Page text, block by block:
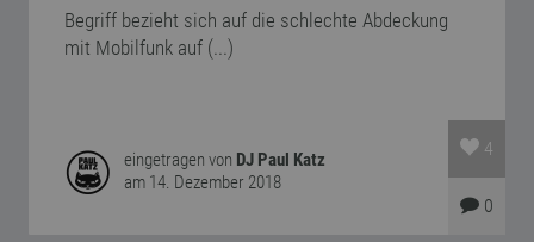
Begriff bezieht sich auf die schlechte Abdeckung
mit Mobilfunk auf (...)
eingetragen von DJ Paul Katz
am 14. Dezember 2018
4
0